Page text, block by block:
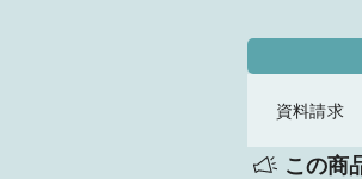
資料請求
この商